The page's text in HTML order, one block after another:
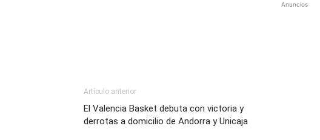
Anuncios
Artículo anterior
El Valencia Basket debuta con victoria y
derrotas a domicilio de Andorra y Unicaja